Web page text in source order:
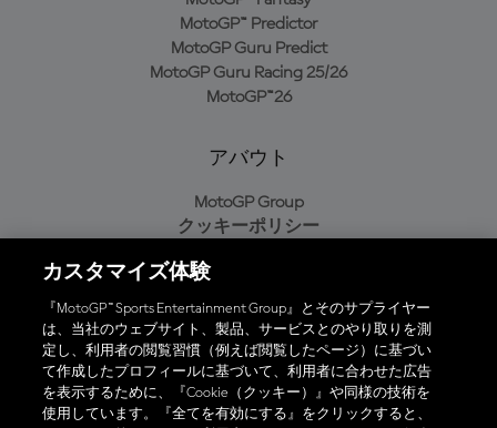
MotoGP™ Predictor
MotoGP Guru Predict
MotoGP Guru Racing 25/26
MotoGP™26
アバウト
MotoGP Group
クッキーポリシー
プライバシーポリシー
購入ポリシー
オフィシャルアプリ
カスタマイズ体験
『MotoGP™ Sports Entertainment Group』とそのサプライヤー
は、当社のウェブサイト、製品、サービスとのやり取りを測
定し、利用者の閲覧習慣（例えば閲覧したページ）に基づい
て作成したプロフィールに基づいて、利用者に合わせた広告
を表示するために、『Cookie（クッキー）』や同様の技術を
使用しています。『全てを有効にする』をクリックすると、